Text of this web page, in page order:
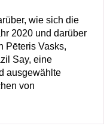
wie sich die
2020 und darüber
Pēteris Vasks,
Say, eine
ausgewählte
von